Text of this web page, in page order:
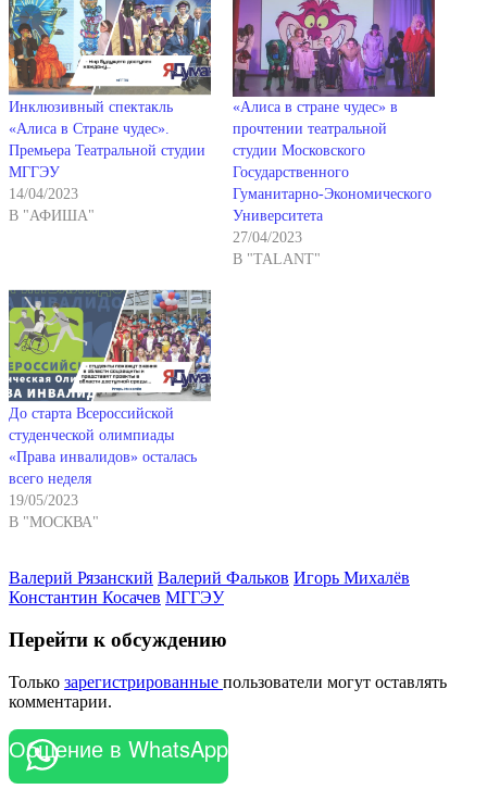
Инклюзивный спектакль
«Алиса в Стране чудес».
Премьера Театральной студии
МГГЭУ
14/04/2023
В "АФИША"
«Алиса в стране чудес» в
прочтении театральной
студии Московского
Государственного
Гуманитарно-Экономического
Университета
27/04/2023
В "TALANT"
До старта Всероссийской
студенческой олимпиады
«Права инвалидов» осталась
всего неделя
19/05/2023
В "МОСКВА"
Валерий Рязанский Валерий Фальков Игорь Михалёв
Константин Косачев МГГЭУ
Перейти к обсуждению
Только зарегистрированные пользователи могут оставлять
комментарии.
Общение в WhatsApp